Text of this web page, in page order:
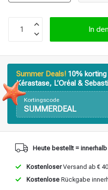
Stylingprodukte In
Summer Deals! 10%
Kérastase, L’Oréal &
Kortingscode
SUMMERDEAL
Heute bestellt =
KostenloserVersand ab €
Kostenlose Rückgabe